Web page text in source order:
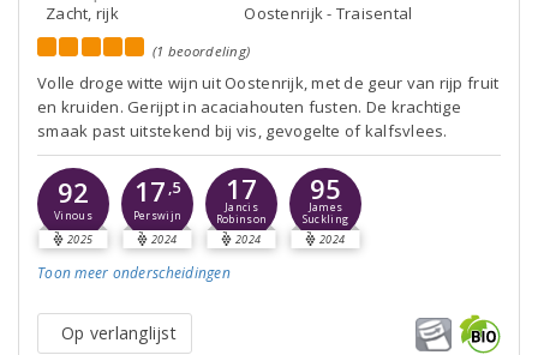
Zacht, rijk Oostenrijk - Traisental
(1 beoordeling)
Volle droge witte wijn uit Oostenrijk, met de geur van rijp fruit
en kruiden. Gerijpt in acaciahouten fusten. De krachtige
smaak past uitstekend bij vis, gevogelte of kalfsvlees.
92
Vinous
2025
17 ,5
Perswijn
2024
17
Jancis
Robinson
2024
95
James
Suckling
2024
Toon meer onderscheidingen
Op verlanglijst